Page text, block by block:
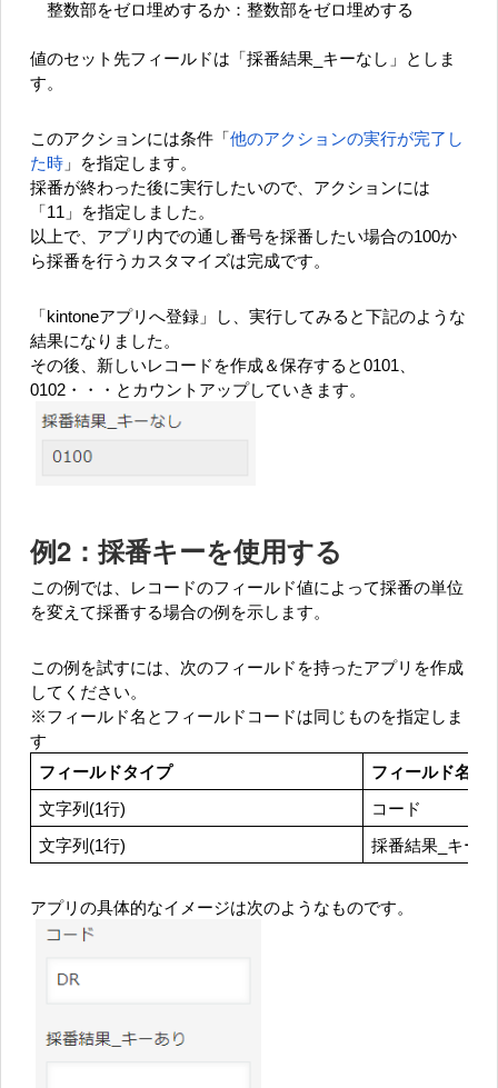
整数部をゼロ埋めするか：整数部をゼロ埋めする
値のセット先フィールドは「採番結果_キーなし」としま
す。
このアクションには条件「 他のアクションの実行が完了し
た時 」を指定します。
採番が終わった後に実行したいので、アクションには
「11」を指定しました。
以上で、アプリ内での通し番号を採番したい場合の100か
ら採番を行うカスタマイズは完成です。
「kintoneアプリへ登録」し、実行してみると下記のような
結果になりました。
その後、新しいレコードを作成＆保存すると0101、
0102・・・とカウントアップしていきます。
例2：採番キーを使用する
この例では、レコードのフィールド値によって採番の単位
を変えて採番する場合の例を示します。
この例を試すには、次のフィールドを持ったアプリを作成
してください。
※フィールド名とフィールドコードは同じものを指定しま
す
フィールドタイプ
フィールド名
文字列(1行) コード
文字列(1行) 採番結果_キー
アプリの具体的なイメージは次のようなものです。